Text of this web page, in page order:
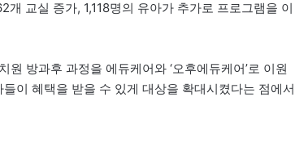
교실 증가, 1,118명의 유아가 추가로 프로그램을 이
방과후 과정을 에듀케어와 ‘오후에듀케어’로 이원
이 혜택을 받을 수 있게 대상을 확대시켰다는 점에서